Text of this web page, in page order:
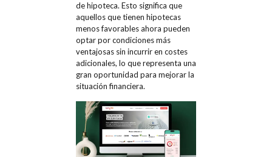
de hipoteca. Esto significa que
aquellos que tienen hipotecas
menos favorables ahora pueden
optar por condiciones más
ventajosas sin incurrir en costes
adicionales, lo que representa una
gran oportunidad para mejorar la
situación financiera.